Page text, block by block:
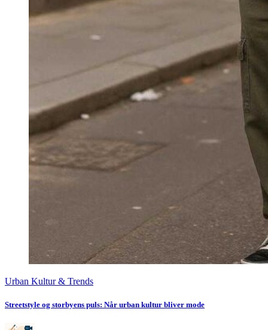
Urban Kultur & Trends
Streetstyle og storbyens puls: Når urban kultur bliver mode